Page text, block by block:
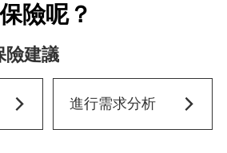
險呢？
險建議
進行需求分析